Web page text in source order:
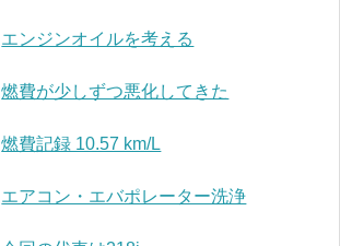
エンジンオイルを考える
燃費が少しずつ悪化してきた
燃費記録 10.57 km/L
エアコン・エバポレーター洗浄